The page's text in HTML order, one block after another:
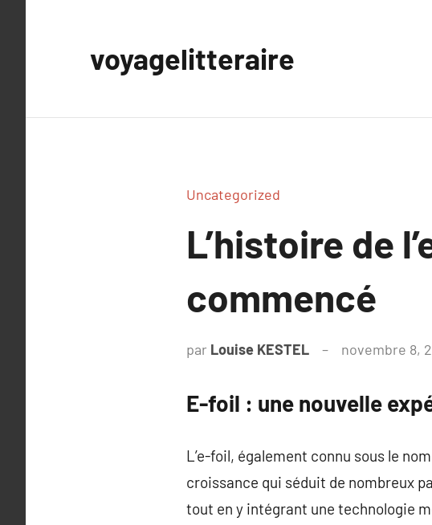
voyagelitteraire
Uncategorized
L’histoire de
commencé
par Louise KESTEL novembre 8,
E-foil : une nouvelle
L’e-foil, également connu sous le
croissance qui séduit de nombreux
tout en y intégrant une technologie